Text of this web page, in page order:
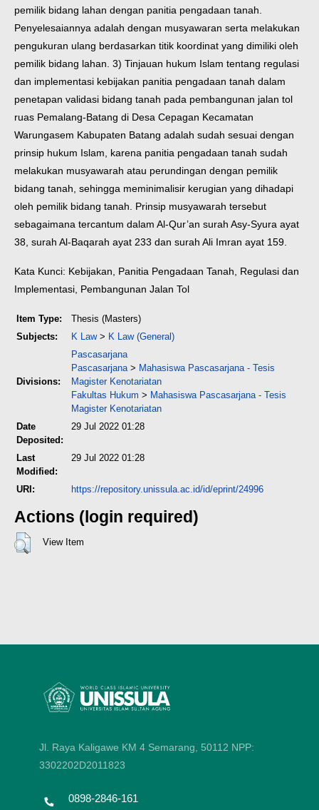
pemilik bidang lahan dengan panitia pengadaan tanah.
Penyelesaiannya adalah dengan musyawaran serta melakukan
pengukuran ulang berdasarkan titik koordinat yang dimiliki oleh
pemilik bidang lahan. 3) Tinjauan hukum Islam tentang regulasi
dan implementasi kebijakan panitia pengadaan tanah dalam
penetapan validasi bidang tanah pada pembangunan jalan tol
ruas Pemalang-Batang di Desa Cepagan Kecamatan
Warungasem Kabupaten Batang adalah sudah sesuai dengan
prinsip hukum Islam, karena panitia pengadaan tanah sudah
melakukan musyawarah atau perundingan dengan pemilik
bidang tanah, sehingga meminimalisir kerugian yang dihadapi
oleh pemilik bidang tanah. Prinsip musyawarah tersebut
sebagaimana tercantum dalam Al-Qur’an surah Asy-Syura ayat
38, surah Al-Baqarah ayat 233 dan surah Ali Imran ayat 159.
Kata Kunci: Kebijakan, Panitia Pengadaan Tanah, Regulasi dan
Implementasi, Pembangunan Jalan Tol
Item Type:
Thesis (Masters)
Subjects:
K Law> K Law (General)
Divisions:
Pascasarjana
Pascasarjana> Mahasiswa Pascasarjana - Tesis
Magister Kenotariatan
Fakultas Hukum > Mahasiswa Pascasarjana - Tesis
Magister Kenotariatan
Date
Deposited:
29 Jul 2022 01:28
Last
Modified:
29 Jul 2022 01:28
URI: https://repository.unissula.ac.id/id/eprint/24996
Actions (login required)
View Item
Jl. Raya Kaligawe KM 4 Semarang, 50112 NPP:
3302202D2011823
0898-2846-161